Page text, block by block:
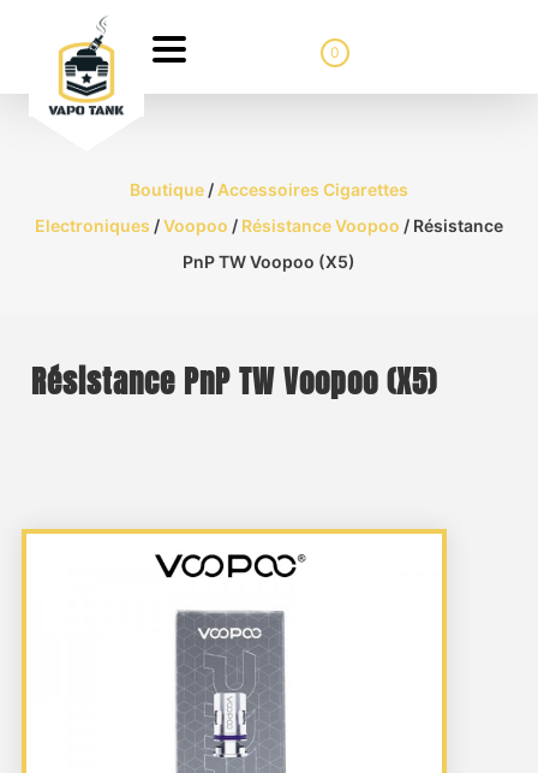
0
Boutique/ Accessoires Cigarettes
Electroniques /Voopoo / Résistance Voopoo / Résistance
PnP TW Voopoo (X5)
Résistance PnP TW Voopoo (X5)